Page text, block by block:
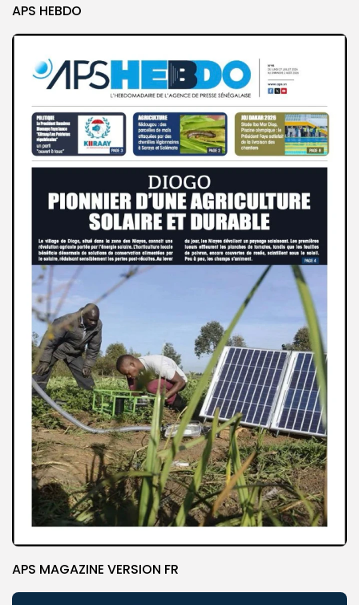
APS HEBDO
APS MAGAZINE VERSION FR